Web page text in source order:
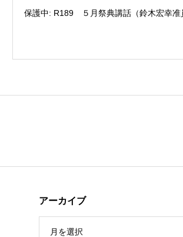
保護中: R189 ５月祭典講話（鈴木宏幸准
アーカイブ
月を選択